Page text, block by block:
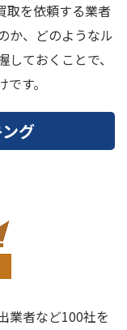
取を依頼する業者
か、どのようなル
ておくことで、
す。
グ
業者など100社を